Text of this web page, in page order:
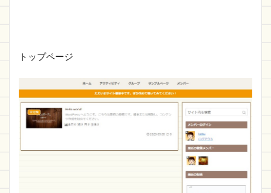
トップページ